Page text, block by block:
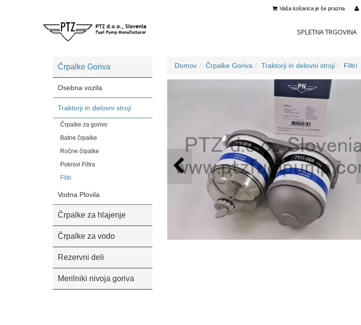
Vaša košarica je še prazna
SPLETNA TRGOVINA
Črpalke Goriva
Osebna vozila
Traktorji in delovni stroji
Črpalke za gorivo
Batne črpalke
Ročne črpalke
Pokrovi Filtra
Filtri
Vodna Plovila
Črpalke za hlajenje
Črpalke za vodo
Rezervni deli
Merilniki nivoja goriva
Domov Črpalke Goriva Traktorji in delovni stroji Filtri